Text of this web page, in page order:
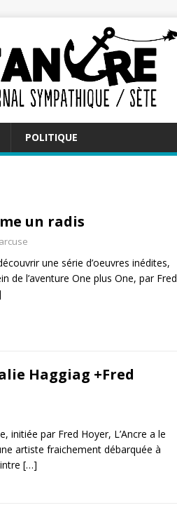
POLITIQUE
un radis
une série d’oeuvres inédites,
de l’aventure One plus One, par Fred
Haggiag +Fred
initiée par Fred Hoyer, L’Ancre a le
artiste fraichement débarquée à
[…]